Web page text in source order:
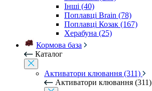
Інші (40)
Поплавці Brain (78)
Поплавці Козак (167)
Херабуна (25)
Кормова база
Каталог
Активатори клювання (311)
Активатори клювання (311)